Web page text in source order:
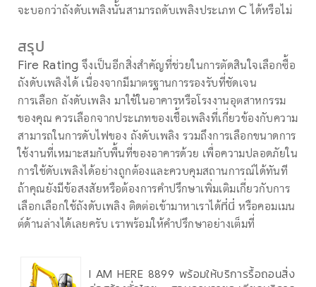
จะบอกว่าถังดับเพลิงนั้นสามารถดับเพลิงประเภท C ได้หรือไม่
สรุป
Fire Rating จึงเป็นอีกสิ่งสำคัญที่ช่วยในการตัดสินใจเลือกซื้อ
ถังดับเพลิงได้ เนื่องจากมีมาตรฐานการรองรับที่ชัดเจน
การเลือก ถังดับเพลิง มาใช้ในอาคารหรือโรงงานอุตสาหกรรม
ของคุณ ควรเลือกจากประเภทของเชื้อเพลิงที่เกี่ยวข้องกับความ
สามารถในการดับไฟของ ถังดับเพลิง รวมถึงการเลือกขนาดการ
ใช้งานที่เหมาะสมกับพื้นที่ของอาคารด้วย เพื่อความปลอดภัยใน
การใช้ดับเพลิงได้อย่างถูกต้องและควบคุมสถานการณ์ได้ทันที
ถ้าคุณยังมีข้อสงสัยหรือต้องการคำปรึกษาเพิ่มเติมเกี่ยวกับการ
เลือกเลือกใช้ถังดับเพลิง ติดต่อเข้ามาหาเราได้ที่นี่ หรือคอมเมน
ต์ด้านล่างได้เลยครับ เราพร้อมให้คำปรึกษาอย่างเต็มที่
I AM HERE 8899 พร้อมให้บริการรื้อถอนสิ่ง